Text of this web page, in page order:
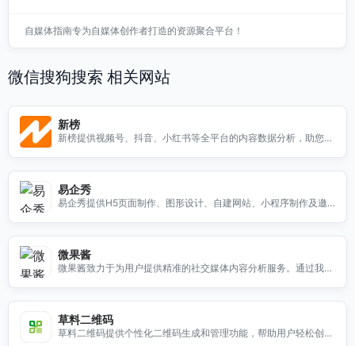
自媒体指南专为自媒体创作者打造的资源聚合平台！
微信搜狗搜索 相关网站
新榜
新榜提供视频号、抖音、小红书等全平台的内容数据分析，助您洞
易企秀
易企秀提供H5页面制作、图形设计、自建网站、小程序制作及邀
微果酱
微果酱致力于为用户提供精准的社交媒体内容分析服务。通过我们
化社交媒体策略，提升内容的影响力和传播效果。我们提供的数据
分析工具，让您轻松掌握社交媒体动态，制定更有效的营销方案。
选择微果酱，开启您的社交媒体分析之旅！
草料二维码
草料二维码提供个性化二维码生成和管理功能，帮助用户轻松创建